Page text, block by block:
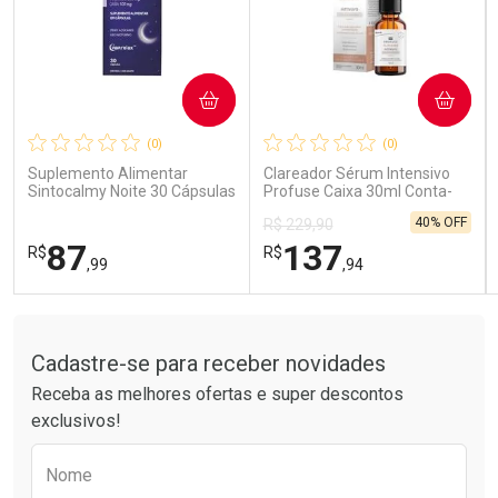
Comprar sem Desconto
Por R$ 85,99/cada
Comprar sem Desconto
Por R$ 85,99/cada
Comprar sem Desconto
Por R$ 41,99/cada
Comprar sem Desconto
Por R$ 41,99/cada
(0)
Suplemento Alimentar
Sintocalmy Noite 30 Cápsulas
R$87,99
COMPRAR
Laboratório
Por Menos
(0)
Clareador Sérum Intensivo
Profuse Caixa 30ml Conta-
R$ 229,90
R$137,94
40% OFF
COMPRAR
Laboratório
Por Menos
Cadastre-se para receber novidades
Receba as melhores ofertas e super descontos
exclusivos!
Nome